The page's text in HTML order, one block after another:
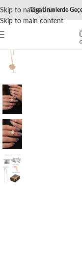
Skip to navigation
Skip to main content
Tüm Ürünlerde